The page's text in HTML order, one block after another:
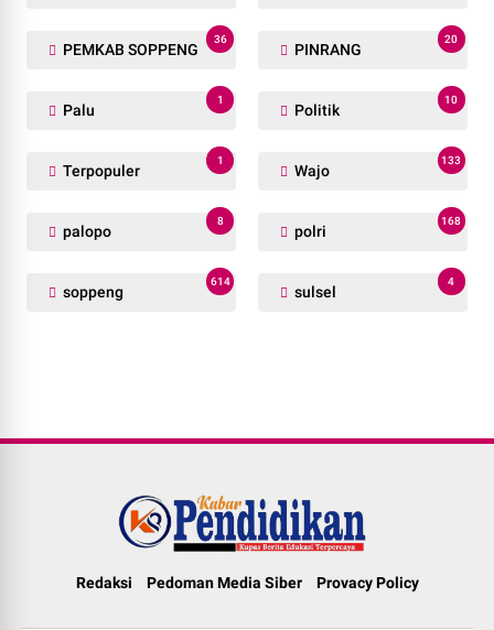
PEMKAB SOPPENG
36
PINRANG
20
Palu
1
Politik
10
Terpopuler
1
Wajo
133
palopo
8
polri
168
soppeng
614
sulsel
4
Redaksi Pedoman Media Siber Provacy Policy